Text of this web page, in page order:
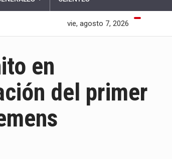
vie, agosto 7, 2026
en
del primer